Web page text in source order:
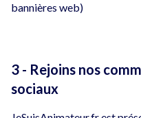
bannières web)
3 - Rejoins nos
sociaux